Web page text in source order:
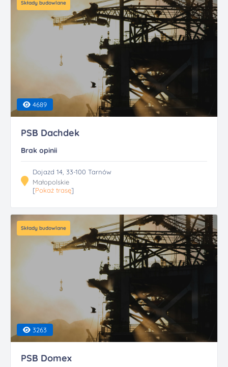
Składy budowlane
4689
PSB Dachdek
Brak opinii
Dojazd 14, 33-100 Tarnów
Małopolskie
[Pokaż trasę]
Składy budowlane
3263
PSB Domex